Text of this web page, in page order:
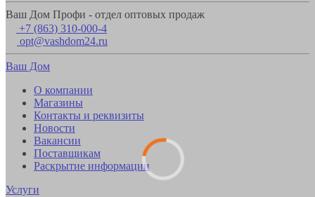
Ваш Дом Профи - отдел оптовых продаж
+7 (863) 310-000-4
opt@vashdom24.ru
Ваш Дом
О компании
Магазины
Контакты и реквизиты
Новости
Вакансии
Поставщикам
Раскрытие информации
Услуги